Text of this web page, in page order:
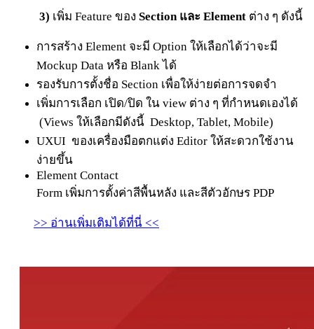
3) เพิ่ม Feature ของ Section และ Element ต่าง ๆ ดังนี้
การสร้าง Element จะมี Option ให้เลือกได้ว่าจะมี
Mockup Data หรือ Blank ได้
รองรับการตั้งชื่อ Section เพื่อให้ง่ายต่อการจดจำ
เพิ่มการเลือก เปิด/ปิด ใน view ต่าง ๆ ที่กำหนดเองได้
(Views ให้เลือกมีดังนี้ Desktop, Tablet, Mobile)
UXUI ของเครื่องมือตกแต่ง Editor ให้สะดวกใช้งาน
ง่ายขึ้น
Element Contact
Form เพิ่มการตั้งค่าสีพื้นหลัง และสีตัวอักษร PDP
>> อ่านเพิ่มเติมได้ที่นี่ <<